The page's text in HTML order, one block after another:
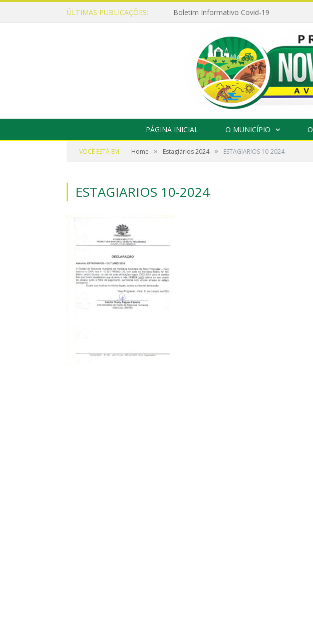
ÚLTIMAS PUBLICAÇÕES: Boletim Informativo Covid-19
PÁGINA INICIAL O MUNICÍPIO
VOCÊ ESTÁ EM: Home » Estagiários 2024 » ESTAGIARIOS 10-2024
ESTAGIARIOS 10-2024